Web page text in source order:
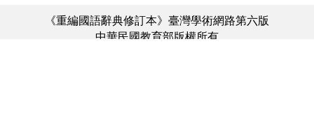
《重編國語辭典修訂本》臺灣學術網路第六版
中華民國教育部版權所有